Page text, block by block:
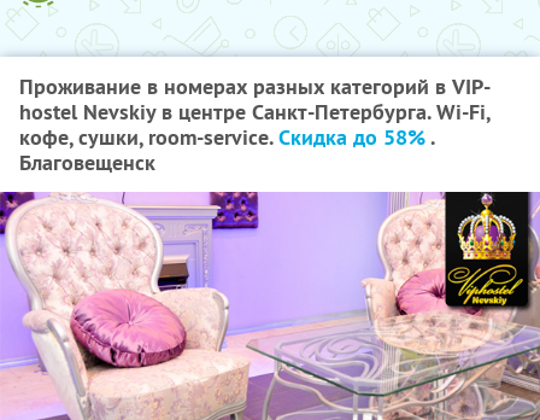
Проживание в номерах разных категорий в VIP-
hostel Nevskiy в центре Санкт-Петербурга. Wi-Fi,
кофе, сушки, room-service.Скидка до 58%.
Благовещенск